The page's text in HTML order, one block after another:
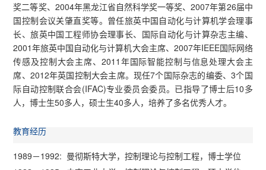
奖二等奖、2004年黑龙江省自然科学奖一等奖、2007年第26届中
国控制会议关肇直奖等。曾任旅英中国自动化与计算机学会理事
长、旅英中国工程师协会理事长、国际自动化与计算杂志主编、
2001年旅英中国自动化与计算机大会主席、2007年IEEE国际网络
传感及控制大会主席、2011年国际智能控制与信息处理大会主
席、2012年英国控制大会主席。现任7个国际杂志的编委、3个国
际自动控制联合会(IFAC)专业委员会委员。已指导了博士后10多
人，博士生50多人，硕士生40多人，培养了多名优秀人才。
教育经历
1989－1992: 曼彻斯特大学，控制理论与控制工程，博士学位